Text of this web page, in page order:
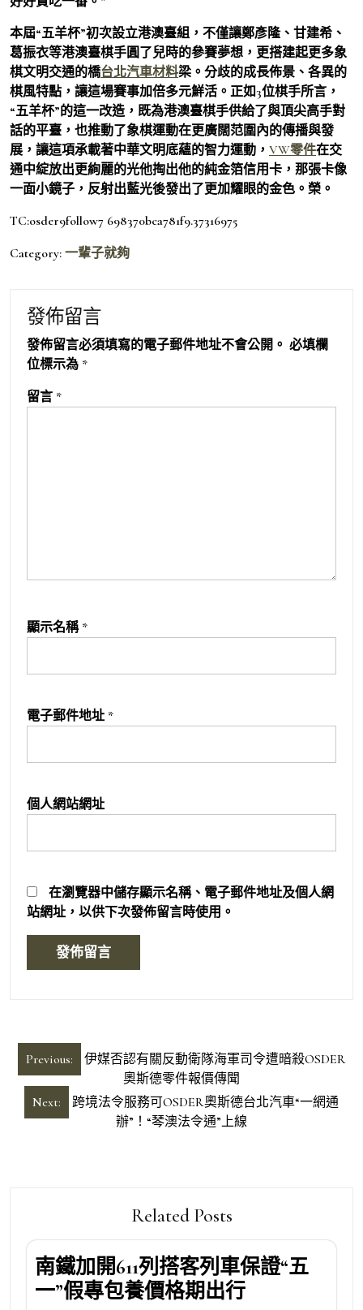
本屆“五羊杯”初次設立港澳臺組，不僅讓鄭彥隆、甘建希、
葛振衣等港澳臺棋手圓了兒時的參賽夢想，更搭建起更多象
棋文明交通的橋台北汽車材料梁。分歧的成長佈景、各異的
棋風特點，讓這場賽事加倍多元鮮活。正如3位棋手所言，
“五羊杯”的這一改造，既為港澳臺棋手供給了與頂尖高手對
話的平臺，也推動了象棋運動在更廣闊范圍內的傳播與發
展，讓這項承載著中華文明底蘊的智力運動， VW零件在交
通中綻放出更絢麗的光他掏出他的純金箔信用卡，那張卡像
一面小鏡子，反射出藍光後發出了更加耀眼的金色。榮。
TC:osder9follow7 698370bca781f9.37316975
Category: 一輩子就夠
發佈留言
發佈留言必須填寫的電子郵件地址不會公開。 必填欄
位標示為 *
留言 *
顯示名稱 *
電子郵件地址 *
個人網站網址
在瀏覽器中儲存顯示名稱、電子郵件地址及個人網
站網址，以供下次發佈留言時使用。
文
章
Previous:
伊媒否認有關反動衛隊海軍司令遭暗殺OSDER
奧斯德零件報價傳聞
Next:
跨境法令服務可OSDER奧斯德台北汽車“一網通
辦”！“琴澳法令通”上線
Related Posts
南鐵加開611列搭客列車保證“五
一”假專包養價格期出行